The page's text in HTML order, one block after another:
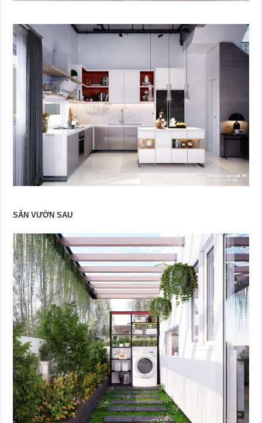
SÂN VƯỜN SAU